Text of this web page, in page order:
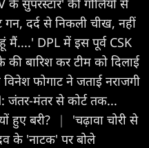
दर्द से निकली चीख, नहीं
मैं....' DPL में इस पूर्व CSK
बारिश कर टीम को दिलाई
फोगाट ने जताई नराजगी
मंतर से कोर्ट तक...
हुए बरी?
|
'चढ़ावा चोरी से
के 'नाटक' पर बोले